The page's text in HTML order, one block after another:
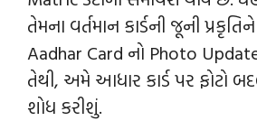
તેમના વર્તમાન કાર્ડની જૂની
Aadhar Card નો Photo
તેથી, અમે આધાર કાર્ડ પર ફોટો
શોધ કરીશું.